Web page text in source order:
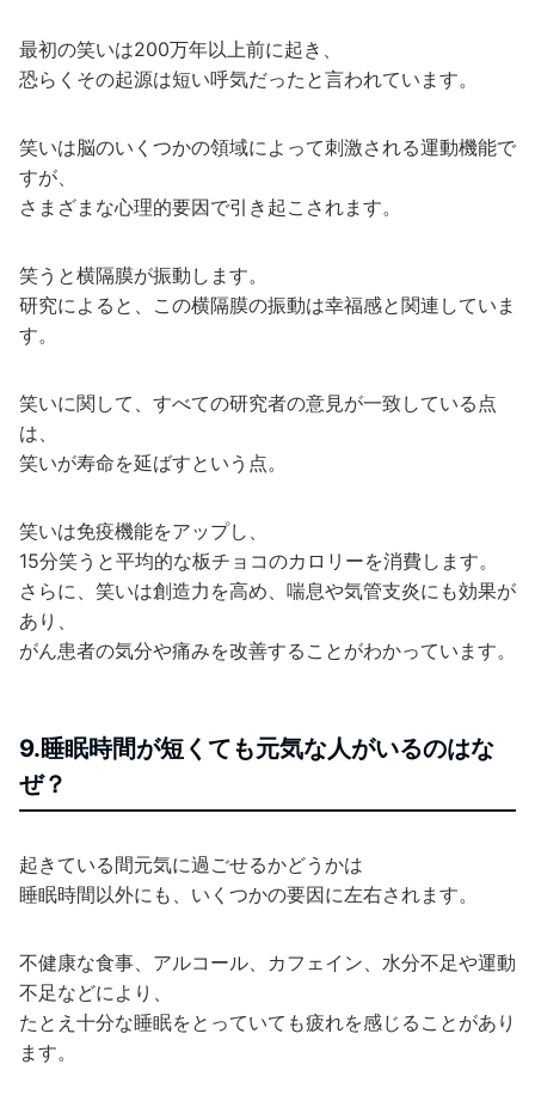
最初の笑いは200万年以上前に起き、
恐らくその起源は短い呼気だったと言われています。
笑いは脳のいくつかの領域によって刺激される運動機能で
すが、
さまざまな心理的要因で引き起こされます。
笑うと横隔膜が振動します。
研究によると、この横隔膜の振動は幸福感と関連していま
す。
笑いに関して、すべての研究者の意見が一致している点
は、
笑いが寿命を延ばすという点。
笑いは免疫機能をアップし、
15分笑うと平均的な板チョコのカロリーを消費します。
さらに、笑いは創造力を高め、喘息や気管支炎にも効果が
あり、
がん患者の気分や痛みを改善することがわかっています。
9.睡眠時間が短くても元気な人がいるのはな
ぜ？
起きている間元気に過ごせるかどうかは
睡眠時間以外にも、いくつかの要因に左右されます。
不健康な食事、アルコール、カフェイン、水分不足や運動
不足などにより、
たとえ十分な睡眠をとっていても疲れを感じることがあり
ます。